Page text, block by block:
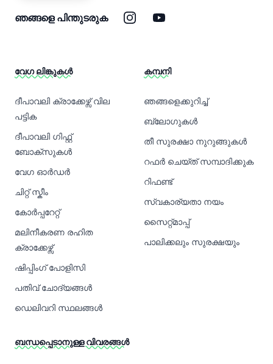
ഞങ്ങളെ പിന്തുടരുക ഇൻസ്റ്റാഗ്രാം
യൂട്യൂബ്
വേഗ ലിങ്കുകൾ
ദീപാവലി ക്രാക്കേഴ്സ് വില
പട്ടിക
ദീപാവലി ഗിഫ്റ്റ്
ബോക്സുകൾ
വേഗ ഓർഡർ
ചിറ്റ് സ്കീം
കോർപ്പറേറ്റ്
മലിനീകരണ രഹിത
ക്രാക്കേഴ്സ്
ഷിപ്പിംഗ് പോളിസി
പതിവ് ചോദ്യങ്ങൾ
ഡെലിവറി സ്ഥലങ്ങൾ
കമ്പനി
ഞങ്ങളെക്കുറിച്ച്
ബ്ലോഗുകൾ
തീ സുരക്ഷാ നുറുങ്ങുകൾ
റഫർ ചെയ്ത് സമ്പാദിക്കുക
റിഫണ്ട്
സ്വകാര്യതാ നയം
സൈറ്റ്മാപ്പ്
പാലിക്കലും സുരക്ഷയും
ബന്ധപ്പെടാനുള്ള വിവരങ്ങൾ